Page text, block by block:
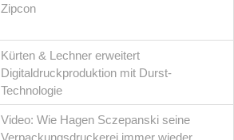
Zipcon
Kürten & Lechner erweitert
Digitaldruckproduktion mit Durst-
Technologie
Video: Wie Hagen Sczepanski seine
Verpackungsdruckerei immer wieder